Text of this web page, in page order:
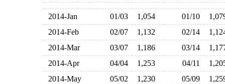
2014-Jan 01/03 1,054 01/10
2014-Feb
02/07 1,132 02/14
2014-Mar
03/07 1,186 03/14
2014-Apr
04/04 1,253 04/11
2014-May
05/02 1,230 05/09